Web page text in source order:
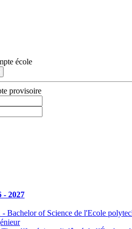
école
provisoire
- 2027
Bachelor of Science de l'Ecole